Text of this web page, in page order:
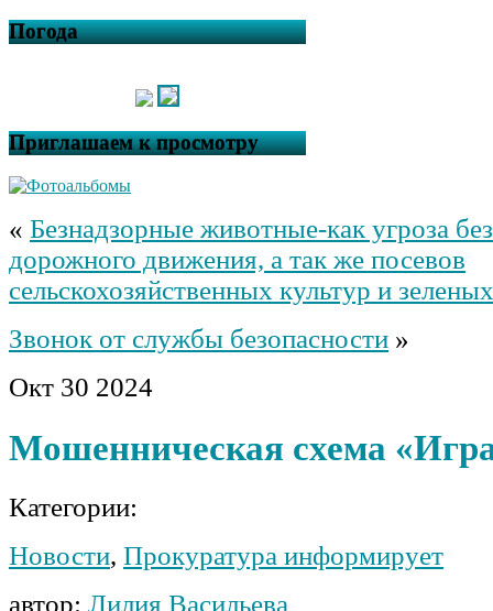
Погода
Приглашаем к просмотру
« Безнадзорные животные-как угроза
дорожного движения, а так же посевов
сельскохозяйственных культур и
Звонок от службы безопасности »
Окт 30 2024
Мошенническая схема
Категории:
Новости, Прокуратура информирует
автор: Лилия Васильева